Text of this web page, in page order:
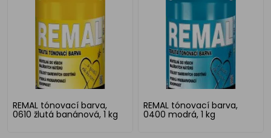
REMAL tónovací barva,
0610 žlutá banánová, 1 kg
REMAL tónovací barva,
0400 modrá, 1 kg